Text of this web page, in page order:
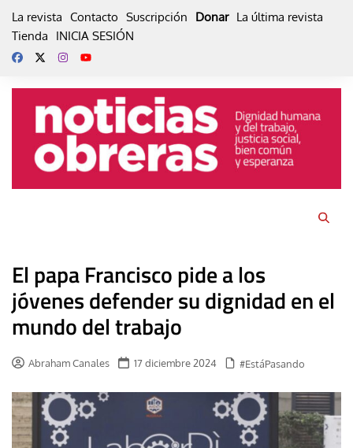
La revista Contacto Suscripción Donar La última revista
Tienda
INICIA SESIÓN
El papa Francisco pide a los
jóvenes defender su dignidad en el
mundo del trabajo
Abraham Canales 17 diciembre 2024 #EstáPasando